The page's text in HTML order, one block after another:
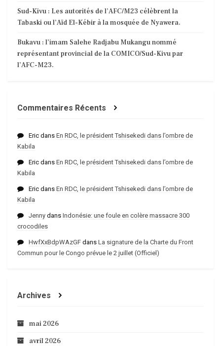
Sud-Kivu : Les autorités de l’AFC/M23 célèbrent la
Tabaski ou l’Aïd El-Kébir à la mosquée de Nyawera.
Bukavu : l’imam Salehe Radjabu Mukangu nommé
représentant provincial de la COMICO/Sud-Kivu par
l’AFC-M23.
Commentaires Récents
Eric dans En RDC, le président Tshisekedi dans l’ombre de
Kabila
Eric dans En RDC, le président Tshisekedi dans l’ombre de
Kabila
Eric dans En RDC, le président Tshisekedi dans l’ombre de
Kabila
Jenny dans Indonésie: une foule en colère massacre 300
crocodiles
HwfXxBdpWAzGF dans La signature de la Charte du Front
Commun pour le Congo prévue le 2 juillet (Officiel)
Archives
mai 2026
avril 2026